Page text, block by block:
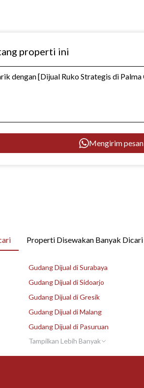
properti ini
Mengirim pesan
Properti Disewakan Banyak Dicari
Gudang Dijual di Surabaya
Gudang Dijual di Sidoarjo
Gudang Dijual di Gresik
Gudang Dijual di Malang
Gudang Dijual di Pasuruan
Tampilkan Lebih Banyak